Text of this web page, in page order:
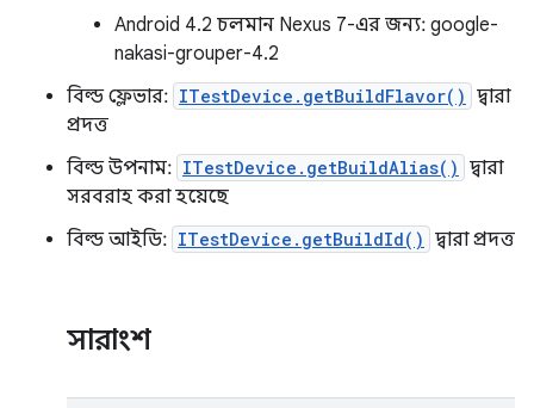
Android 4.2 চলমান Nexus 7-এর জন্য: google-
nakasi-grouper-4.2
বিল্ড ফ্লেভার: ITestDevice.getBuildFlavor() দ্বারা
প্রদত্ত
বিল্ড উপনাম: ITestDevice.getBuildAlias() দ্বারা
সরবরাহ করা হয়েছে
বিল্ড আইডি: ITestDevice.getBuildId() দ্বারা প্রদত্ত
সারাংশ